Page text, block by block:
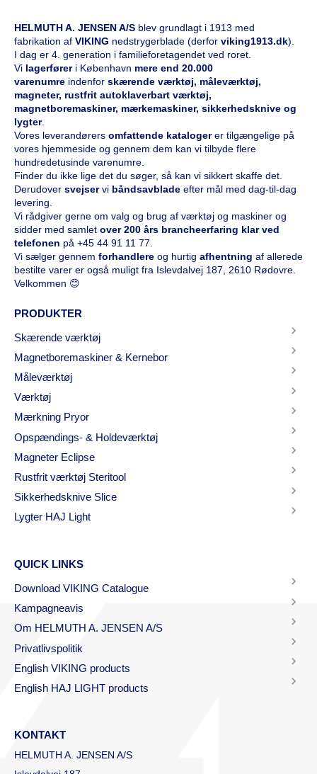
HELMUTH A. JENSEN A/S blev grundlagt i 1913 med
fabrikation af VIKING nedstrygerblade (derfor viking1913.dk).
I dag er 4. generation i familieforetagendet ved roret.
Vi lagerfører i København mere end 20.000
varenumre indenfor skærende værktøj, måleværktøj,
magneter, rustfrit autoklaverbart værktøj,
magnetboremaskiner, mærkemaskiner, sikkerhedsknive og
lygter.
Vores leverandørers omfattende katalogerer tilgængelige på
vores hjemmeside og gennem dem kan vi tilbyde flere
hundredetusinde varenumre.
Finder du ikke lige det du søger, så kan vi sikkert skaffe det.
Derudover svejservi båndsavblade efter mål med dag-til-dag
levering.
Vi rådgiver gerne om valg og brug af værktøj og maskiner og
sidder med samlet over 200 års brancheerfaring klar ved
telefonen på +45 44 91 11 77
Vi sælger gennem forhandlere og hurtig afhentning af allerede
bestilte varer er også muligt fra Islevdalvej 187, 2610 Rødovre.
Velkommen 😊
PRODUKTER
Skærende værktøj
Magnetboremaskiner & Kernebor
Måleværktøj
Værktøj
Mærkning Pryor
Opspændings- & Holdeværktøj
Magneter Eclipse
Rustfrit værktøj Steritool
Sikkerhedsknive Slice
Lygter HAJ Light
QUICK LINKS
Download VIKING Catalogue
Kampagneavis
Om HELMUTH A. JENSEN A/S
Privatlivspolitik
English VIKING products
English HAJ LIGHT products
KONTAKT
HELMUTH A. JENSEN A/S